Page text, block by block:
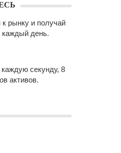
рынку и получай
день.
секунду, 8
активов.